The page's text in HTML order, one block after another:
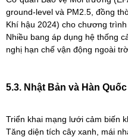
ground-level và PM2.5, đồng
Khí hậu 2024) cho chương trình
Nhiều bang áp dụng hệ thống
nghị hạn chế vận động ngoài
5.3. Nhật Bản và Hàn Quốc
Triển khai mạng lưới cảm biến
Tăng diện tích cây xanh, mái